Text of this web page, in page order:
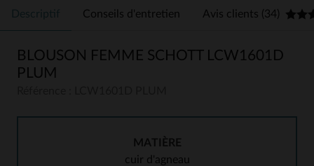
Descriptif Conseils d'entretien Avis clients (34)
BLOUSON FEMME SCHOTT LCW1601D
PLUM
MATIÈRE
cuir d'agneau